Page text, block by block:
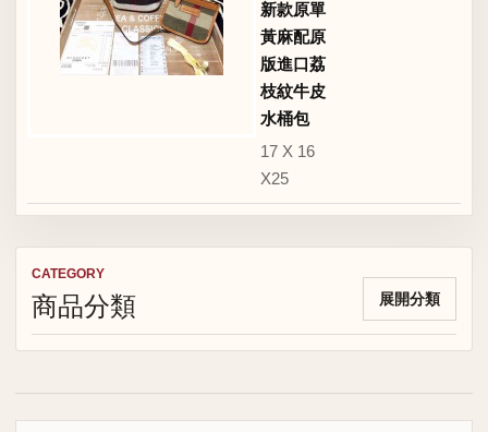
CATEGORY
商品分類 展開分類
新款原單
黃麻配原
版進口荔
枝紋牛皮
水桶包
17 X 16
X25